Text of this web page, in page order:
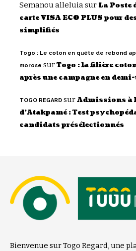
Semanou alleluiasurLa Poste
carte VISA ECO PLUS pour
simplifiés
Togo : Le coton en quête de rebond
morose surTogo : la filière
après une campagne en
TOGO REGARD surAdmissions à
d’Atakpamé : Test
candidats présélectionnés
Bienvenue sur Togo Regard, une